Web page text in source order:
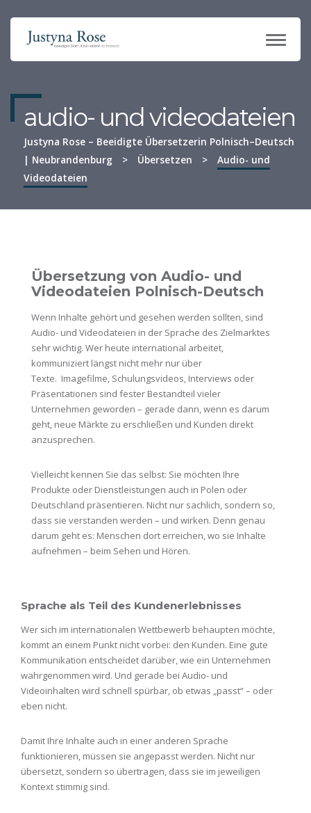
audio- und videodateien
Justyna Rose – Beeidigte Übersetzerin Polnisch–Deutsch
| Neubrandenburg
> Übersetzen >
Audio- und
Videodateien
Übersetzung von Audio- und
Videodateien Polnisch-Deutsch
Wenn Inhalte gehört und gesehen werden sollten, sind
Audio- und Videodateien in der Sprache des Zielmarktes
sehr wichtig. Wer heute international arbeitet,
kommuniziert längst nicht mehr nur über
Texte. Imagefilme, Schulungsvideos, Interviews oder
Präsentationen sind fester Bestandteil vieler
Unternehmen geworden – gerade dann, wenn es darum
geht, neue Märkte zu erschließen und Kunden direkt
anzusprechen.
Vielleicht kennen Sie das selbst: Sie möchten Ihre
Produkte oder Dienstleistungen auch in Polen oder
Deutschland präsentieren. Nicht nur sachlich, sondern so,
dass sie verstanden werden – und wirken. Denn genau
darum geht es: Menschen dort erreichen, wo sie Inhalte
aufnehmen – beim Sehen und Hören.
Sprache als Teil des Kundenerlebnisses
Wer sich im internationalen Wettbewerb behaupten möchte,
kommt an einem Punkt nicht vorbei: den Kunden. Eine gute
Kommunikation entscheidet darüber, wie ein Unternehmen
wahrgenommen wird. Und gerade bei Audio- und
Videoinhalten wird schnell spürbar, ob etwas „passt“ – oder
eben nicht.
Damit Ihre Inhalte auch in einer anderen Sprache
funktionieren, müssen sie angepasst werden. Nicht nur
übersetzt, sondern so übertragen, dass sie im jeweiligen
Kontext stimmig sind.